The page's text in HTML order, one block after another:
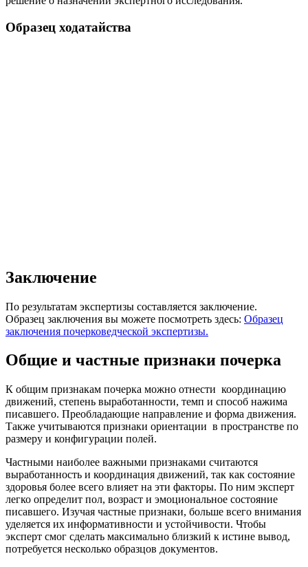
Образец ходатайства
Заключение
По результатам экспертизы составляется заключение.
Образец заключения вы можете посмотреть здесь: Образец
заключения почерковедческой экспертизы.
Общие и частные признаки почерка
К общим признакам почерка можно отнести координацию
движений, степень выработанности, темп и способ нажима
писавшего. Преобладающие направление и форма движения.
Также учитываются признаки ориентации в пространстве по
размеру и конфигурации полей.
Частными наиболее важными признаками считаются
выработанность и координация движений, так как состояние
здоровья более всего влияет на эти факторы. По ним эксперт
легко определит пол, возраст и эмоциональное состояние
писавшего. Изучая частные признаки, больше всего внимания
уделяется их информативности и устойчивости. Чтобы
эксперт смог сделать максимально близкий к истине вывод,
потребуется несколько образцов документов.